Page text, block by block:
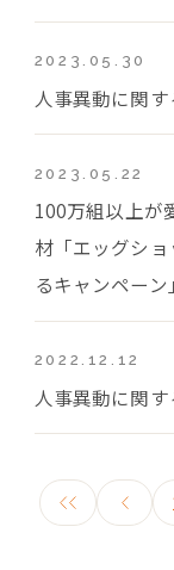
2023.05.30
人事異動に関
2023.05.22
100万組以上が
材「エッグシ
るキャンペー
2022.12.12
人事異動に関